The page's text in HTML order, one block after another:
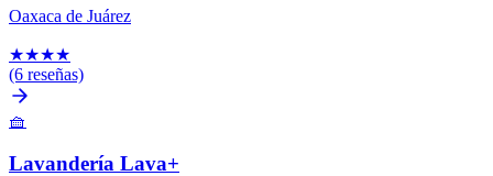
Oaxaca de Juárez
★★★★
(6 reseñas)
🧺
Lavandería Lava+